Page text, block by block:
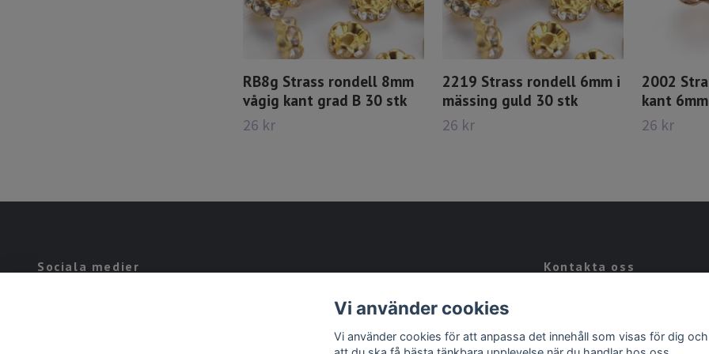
RB8g Strass rondell 8mm
vågig kant grad B 30 stk
26 kr
2219 Strass rondell 6mm i
mässing guld 30 stk
26 kr
2002
kant
26 kr
Sociala medier Kontakta oss
Vi använder cookies
Vi använder cookies för att anpassa det innehåll som visas för dig